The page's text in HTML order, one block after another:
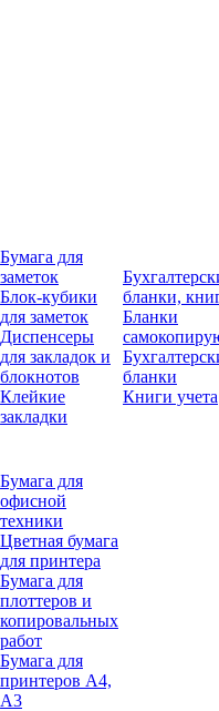
Бумага для
заметок
Блок-кубики
для заметок
Диспенсеры
для закладок и
блокнотов
Клейкие
закладки
бланки,
Бланки
бланки
Книги учета
Бумага для
офисной
техники
Цветная бумага
для принтера
Бумага для
плоттеров и
копировальных
работ
Бумага для
принтеров А4,
А3